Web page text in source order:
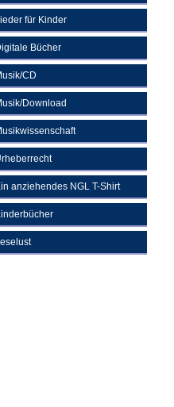
für Kinder
Bücher
CD
Download
anziehendes NGL T-Shirt